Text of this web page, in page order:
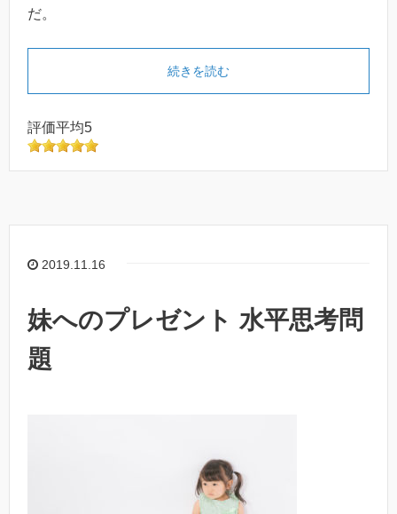
だ。
続きを読む
評価平均5
2019.11.16
妹へのプレゼント 水平思考問
題